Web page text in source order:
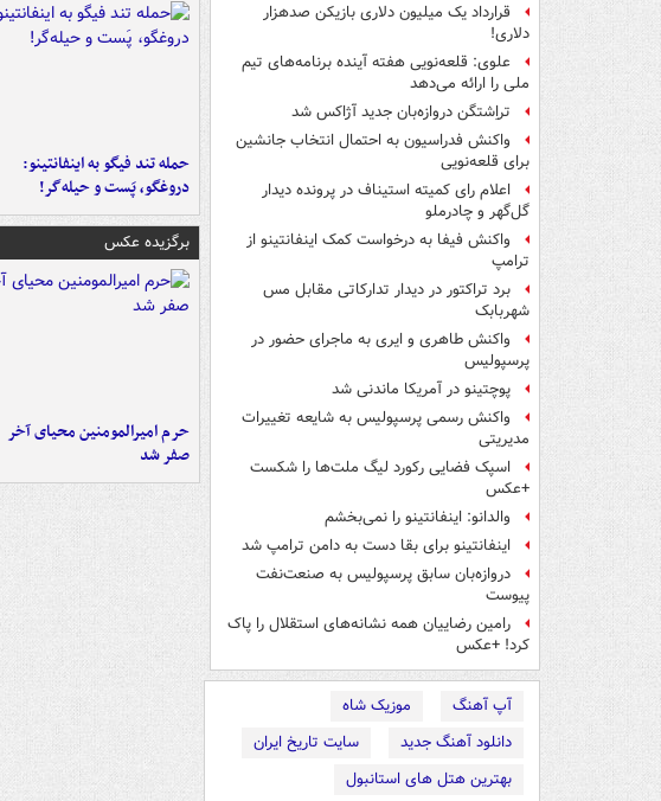
قرارداد یک میلیون دلاری بازیکن صدهزار
دلاری!
علوی: قلعه‌نویی هفته آینده برنامه‌های تیم
ملی را ارائه می‌دهد
تراِشتگن دروازه‌بان جدید آژاکس شد
واکنش فدراسیون به احتمال انتخاب جانشین
برای قلعه‌نویی
اعلام رای کمیته استیناف در پرونده دیدار
گل‌گهر و چادرملو
واکنش فیفا به درخواست کمک اینفانتینو از
ترامپ
برد تراکتور در دیدار تدارکاتی مقابل مس
شهربابک
واکنش طاهری و ایری به ماجرای حضور در
پرسپولیس
پوچتینو در آمریکا ماندنی شد
واکنش رسمی پرسپولیس به شایعه تغییرات
مدیریتی
اسپک فضایی رکورد لیگ ملت‌ها را شکست
+عکس
والدانو: اینفانتینو را نمی‌بخشم
اینفانتینو برای بقا دست به دامن ترامپ شد
دروازه‌بان سابق پرسپولیس به صنعت‌نفت
پیوست
رامین رضاییان همه نشانه‌های استقلال را پاک
کرد! +عکس
آپ آهنگ
موزیک شاه
دانلود آهنگ جدید
سایت تاریخ ایران
بهترین هتل های استانبول
حمله تند فیگو به اینفانتینو:
دروغگو، پَست‌ و حیله‌گر!
برگزیده عکس
حرم امیرالمومنین محیای آخر
صفر شد